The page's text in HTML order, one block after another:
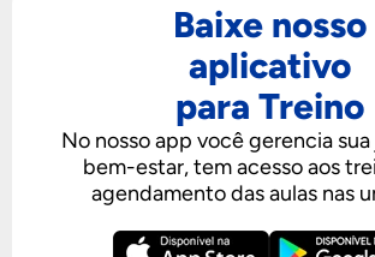
Baixe nosso
aplicativo
para Treino
No nosso app você gerencia
bem-estar, tem acesso aos
agendamento das aulas nas